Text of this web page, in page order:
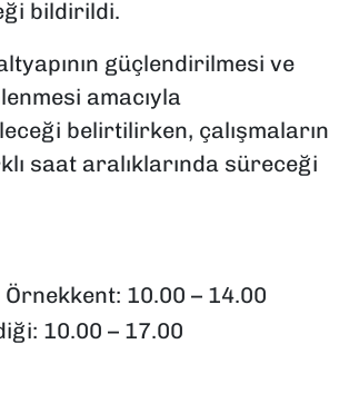
bildirildi.
güçlendirilmesi ve
amacıyla
belirtilirken, çalışmaların
saat aralıklarında süreceği
10.00 – 14.00
10.00 – 17.00